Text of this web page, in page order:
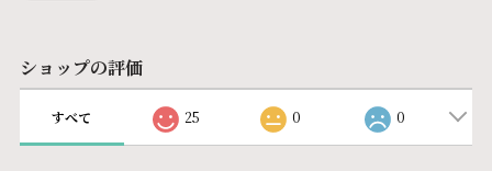
ショップの評価
すべて 25 0 0